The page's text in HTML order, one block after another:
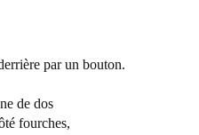
par un bouton.
fourches,